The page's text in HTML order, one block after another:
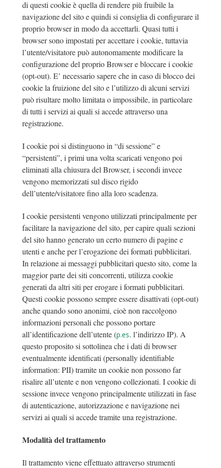
di questi cookie è quella di rendere più fruibile la
navigazione del sito e quindi si consiglia di configurare il
proprio browser in modo da accettarli. Quasi tutti i
browser sono impostati per accettare i cookie, tuttavia
l’utente/visitatore può autonomamente modificare la
configurazione del proprio Browser e bloccare i cookie
(opt-out). E’ necessario sapere che in caso di blocco dei
cookie la fruizione del sito e l’utilizzo di alcuni servizi
può risultare molto limitata o impossibile, in particolare
di tutti i servizi ai quali si accede attraverso una
registrazione.
I cookie poi si distinguono in “di sessione” e
“persistenti”, i primi una volta scaricati vengono poi
eliminati alla chiusura del Browser, i secondi invece
vengono memorizzati sul disco rigido
dell’utente/visitatore fino alla loro scadenza.
I cookie persistenti vengono utilizzati principalmente per
facilitare la navigazione del sito, per capire quali sezioni
del sito hanno generato un certo numero di pagine e
utenti e anche per l’erogazione dei formati pubblicitari.
In relazione ai messaggi pubblicitari questo sito, come la
maggior parte dei siti concorrenti, utilizza cookie
generati da altri siti per erogare i formati pubblicitari.
Questi cookie possono sempre essere disattivati (opt-out)
anche quando sono anonimi, cioè non raccolgono
informazioni personali che possono portare
all’identificazione dell’utente (p.es. l’indirizzo IP). A
questo proposito si sottolinea che i dati di browser
eventualmente identificati (personally identifiable
information: PII) tramite un cookie non possono far
risalire all’utente e non vengono collezionati. I cookie di
sessione invece vengono principalmente utilizzati in fase
di autenticazione, autorizzazione e navigazione nei
servizi ai quali si accede tramite una registrazione.
Modalità del trattamento
Il trattamento viene effettuato attraverso strumenti